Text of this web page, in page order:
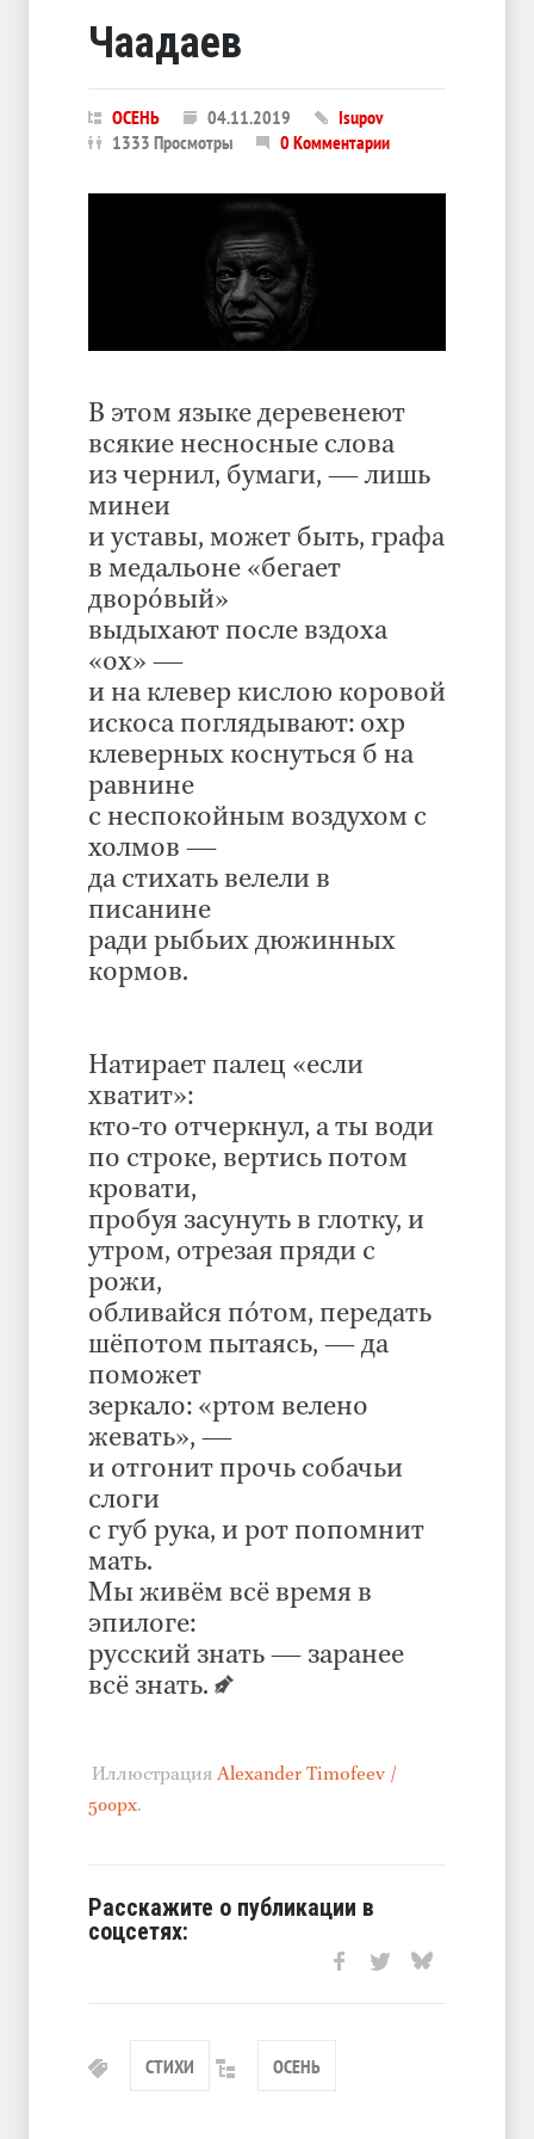
Чаадаев
ОСЕНЬ 04.11.2019
Isupov
1333 Просмотры
0 Комментарии
В этом языке деревенеют
всякие несносные слова
из чернил, бумаги, — лишь
минеи
и уставы, может быть, графа
в медальоне «бегает
дворóвый»
выдыхают после вздоха
«ох» —
и на клевер кислою коровой
искоса поглядывают: охр
клеверных коснуться б на
равнине
с неспокойным воздухом с
холмов —
да стихать велели в
писанине
ради рыбьих дюжинных
кормов.
Натирает палец «если
хватит»:
кто-то отчеркнул, а ты води
по строке, вертись потом
кровати,
пробуя засунуть в глотку, и
утром, отрезая пряди с
рожи,
обливайся пóтом, передать
шёпотом пытаясь, — да
поможет
зеркало: «ртом велено
жевать», —
и отгонит прочь собачьи
слоги
с губ рука, и рот попомнит
мать.
Мы живём всё время в
эпилоге:
русский знать — заранее
всё знать.
Иллюстрация Alexander Timofeev /
500px.
Расскажите о публикации в
соцсетях:
СТИХИ ОСЕНЬ